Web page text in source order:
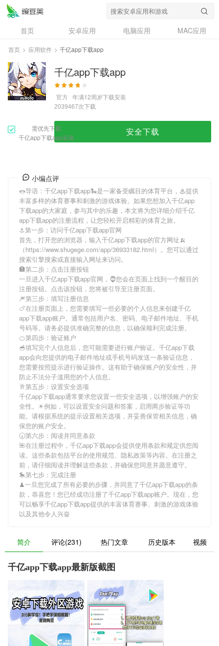
首页 安卓应用 电脑应用
MAC应用
资讯
专题
问答
首页 > 应用软件 > 千亿app下载app
千亿app下载app
官方 年满12周岁下载安装
2039467次下载
需优先下载
千亿app下载app安装
安全下载
小编点评
🌭导语： 千亿app下载app🐍是一家备受瞩目的体育平台，♨提供
丰富多样的体育赛事和刺激的游戏体验。如果您想加入千亿app
下载app的大家庭，参与其中的乐趣，本文将为您详细介绍千亿
app下载app的注册流程，让您轻松开启精彩的体育之旅。
⚓️第一步：访问千亿app下载app官网
首先，打开您的浏览器，输入千亿app下载app的官方网址🍌
（https://www.shugege.com/app/36933182.html）。您可以通过
搜索引擎搜索或直接输入网址来访问。
🏣第二步：点击注册按钮
一旦进入千亿app下载app官网，🧔您会在页面上找到一个醒目的
注册按钮。点击该按钮，您将被引导至注册页面。
🎆第三步：填写注册信息
🍗在注册页面上，您需要填写一些必要的个人信息来创建千亿
app下载app账户。通常包括用户名、密码、电子邮件地址、手机
号码等。请务必提供准确完整的信息，以确保顺利完成注册。
🍊第四步：验证账户
🥣填写完个人信息后，您可能需要进行账户验证。 千亿app下载
app会向您提供的电子邮件地址或手机号码发送一条验证信息，
您需要按照提示进行验证操作。这有助于确保账户的安全性，并
防止不法分子滥用您的个人信息。
🥂第五步：设置安全选项
千亿app下载app通常要求您设置一些安全选项，以增强账户的安
全性。☀例如，可以设置安全问题和答案，启用两步验证等功
能。请根据系统的提示设置相关选项，并妥善保管相关信息，确
保您的账户安全。
🕢第六步：阅读并同意条款
🌺在注册过程中， 千亿app下载app会提供使用条款和规定供您阅
读。这些条款包括平台的使用规范、隐私政策等内容。在注册之
前，请仔细阅读并理解这些条款，并确保您同意并愿意遵守。
🎠第七步：完成注册
♟一旦您完成了所有必要的步骤，并同意了千亿app下载app的条
款，恭喜您！您已经成功注册了千亿app下载app账户。现在，您
可以畅享千亿app下载app提供的丰富体育赛事、刺激的游戏体验
以及其他令人兴奋
简介 评论(231) 热门文章 历史版本 视频
千亿app下载app最新版截图